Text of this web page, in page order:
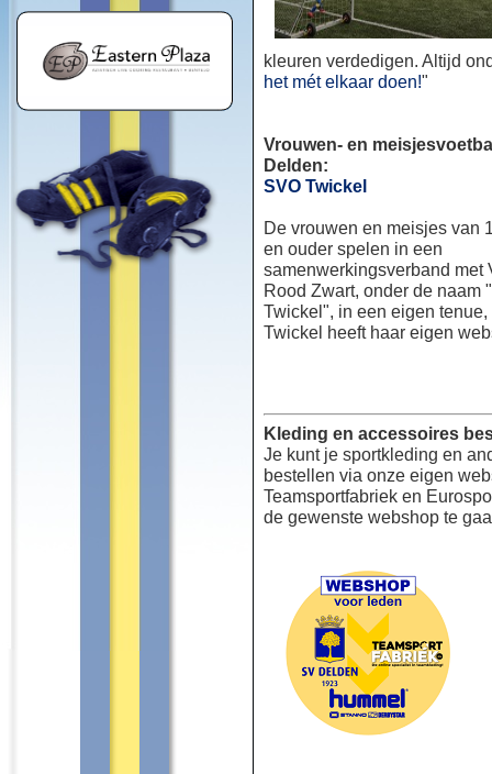
kleuren verdedigen. Altijd
het mét elkaar doen!"
Vrouwen- en
Delden:
SVO Twickel
De vrouwen en meisjes van
en ouder spelen in een
samenwerkingsverband met
Rood Zwart, onder de naam
Twickel", in een eigen
Twickel heeft haar eigen
Kleding en accessoires
Je kunt je sportkleding en
bestellen via onze eigen
Teamsportfabriek en
de gewenste webshop te